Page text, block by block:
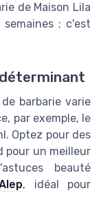
de Maison Lila
; c'est
barbarie varie
par exemple, le
Optez pour des
pour un meilleur
beauté
, idéal pour